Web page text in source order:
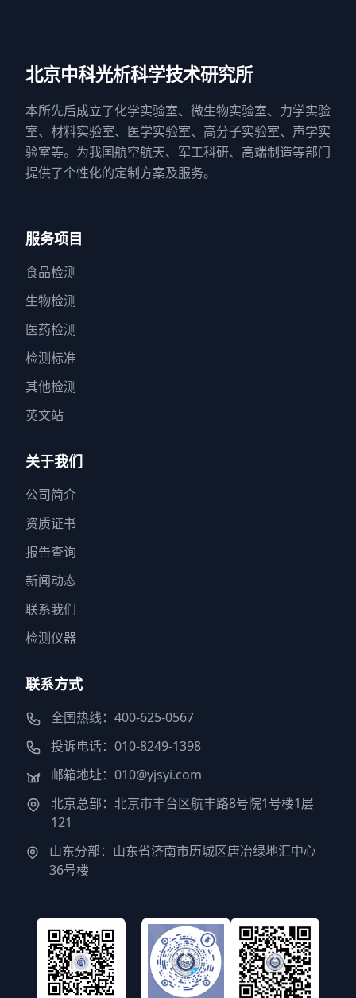
北京中科光析科学技术研究所
本所先后成立了化学实验室、微生物实验室、力学实验
室、材料实验室、医学实验室、高分子实验室、声学实
验室等。为我国航空航天、军工科研、高端制造等部门
提供了个性化的定制方案及服务。
服务项目
食品检测
生物检测
医药检测
检测标准
其他检测
英文站
关于我们
公司简介
资质证书
报告查询
新闻动态
联系我们
检测仪器
联系方式
全国热线：400-625-0567
投诉电话：010-8249-1398
邮箱地址：010@yjsyi.com
北京总部：北京市丰台区航丰路8号院1号楼1层
121
山东分部：山东省济南市历城区唐冶绿地汇中心
36号楼